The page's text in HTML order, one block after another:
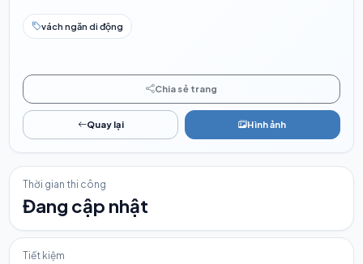
vách ngăn di động
Chia sẻ trang
Quay lại Hình ảnh
Thời gian thi công
Đang cập nhật
Tiết kiệm